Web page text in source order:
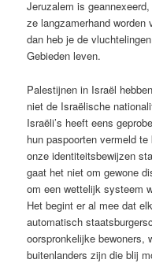
Jeruzalem is
ze langzamerhand worden
dan heb je de
Gebieden leven.
Palestijnen in Israël
niet de Israëlische
Israëli’s heeft eens
hun paspoorten vermeld
onze identiteitsbewijzen
gaat het niet om gewone
om een wettelijk systeem
Het begint er al mee dat
automatisch
oorspronkelijke bewoners,
buitenlanders zijn die blij